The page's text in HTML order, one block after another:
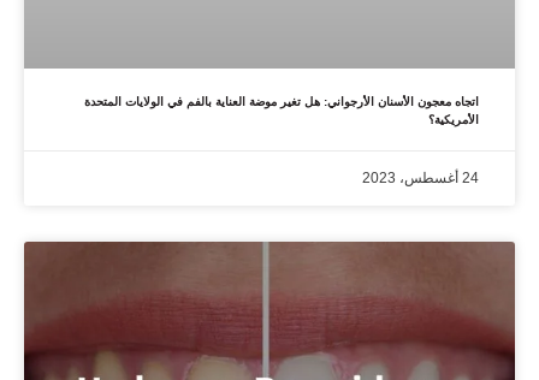
اتجاه معجون الأسنان الأرجواني: هل تغير موضة العناية بالفم في الولايات المتحدة
الأمريكية؟
24 أغسطس، 2023